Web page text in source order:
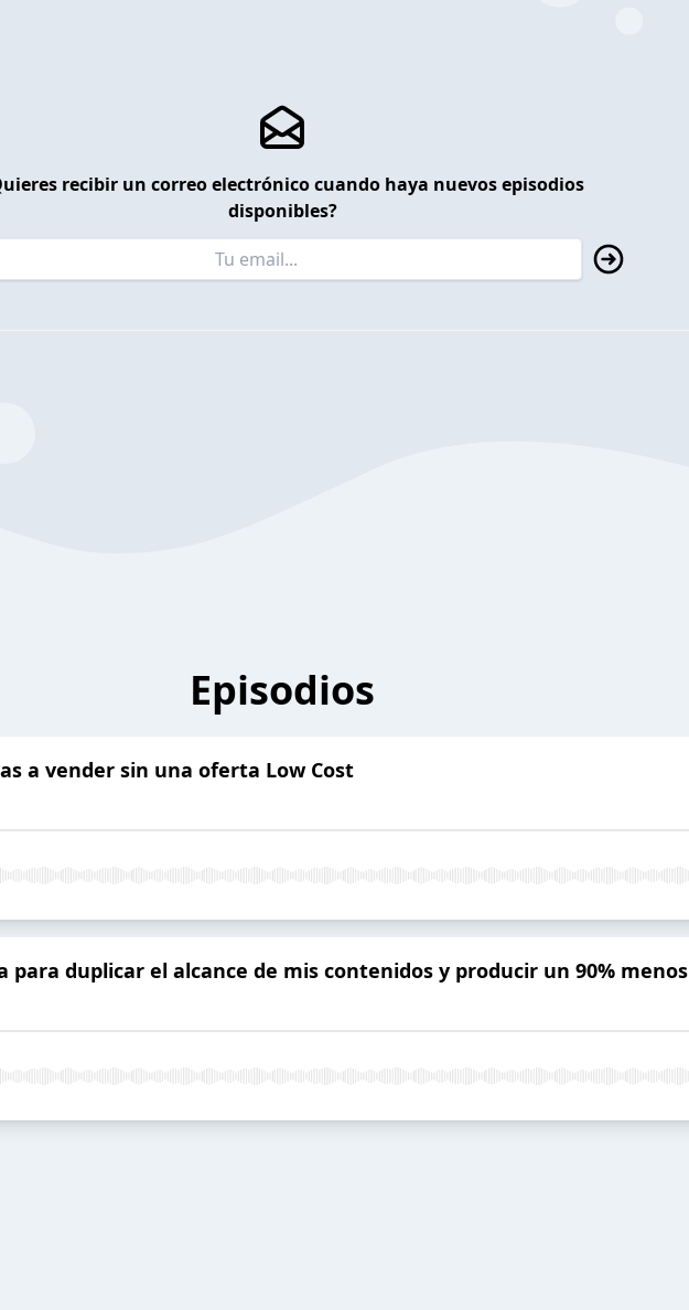
recibir un correo electrónico cuando haya nuevos episodios
disponibles?
Episodios
a vender sin una oferta Low Cost
para duplicar el alcance de mis contenidos y producir un 90% menos